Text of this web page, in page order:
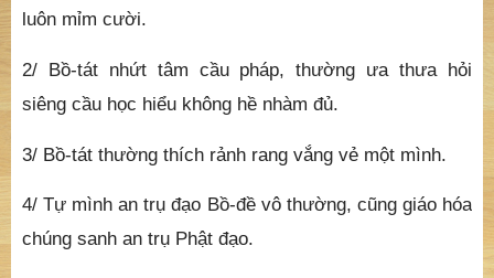
luôn mỉm cười.
2/ Bồ-tát nhứt tâm cầu pháp, thường ưa thưa hỏi
siêng cầu học hiểu không hề nhàm đủ.
3/ Bồ-tát thường thích rảnh rang vắng vẻ một mình.
4/ Tự mình an trụđạo Bồ-đềvô thường, cũng giáo hóa
chúng sanh an trụ Phật đạo.